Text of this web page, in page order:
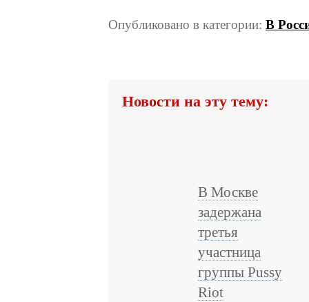
Опубликовано в категории: В
Новости на эту тему:
В Москве
задержана
третья
участница
группы Pussy
Riot